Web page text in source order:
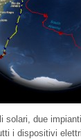
solari, due
i dispositivi